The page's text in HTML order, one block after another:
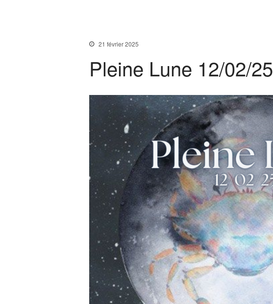
21 février 2025
Pleine Lune 12/02/25